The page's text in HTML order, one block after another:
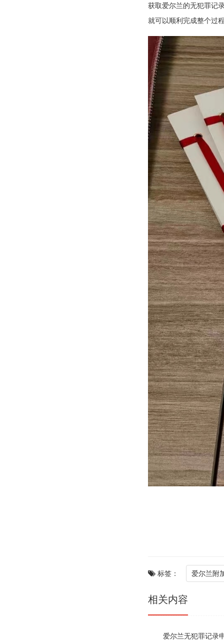
获取爱尔兰的无犯罪记
就可以顺利完成整个过
标签： 爱尔兰附
相关内容
爱尔兰无犯罪记录